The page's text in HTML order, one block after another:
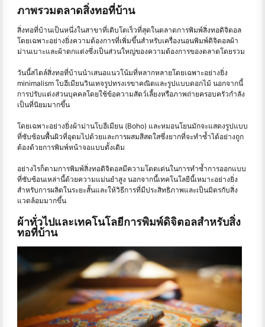
ภาพรวมตลาดสิ่งทอที่บ้าน
สิ่งทอที่บ้านเป็นหนึ่งในสาขาที่เติบโตเร็วที่สุดในตลาดการพิมพ์สิ่งทอดิจิตอล
โดยเฉพาะอย่างยิ่งความต้องการที่เพิ่มขึ้นสำหรับเครื่องนอนพิมพ์ดิจิตอลผ้า
ม่านเบาะและผ้าตกแต่งซึ่งเป็นส่วนใหญ่ของความต้องการของตลาดโดยรวม
วันนี้สไตล์สิ่งทอที่บ้านนำเสนอแนวโน้มที่หลากหลายโดยเฉพาะอย่างยิ่ง
minimalism โบฮีเมียนวินเทจรูปทรงเรขาคณิตและรูปแบบดอกไม้ นอกจากนี้
การปรับแต่งส่วนบุคคลโดยใช้ข้อความสัตว์เลี้ยงหรือภาพถ่ายครอบครัวกำลัง
เป็นที่นิยมมากขึ้น
โดยเฉพาะอย่างยิ่งผ้าม่านโบฮีเมียน (Boho) และหมอนโยนมักจะแสดงรูปแบบ
ที่ซับซ้อนพื้นผิวที่อุดมไปด้วยและการผสมสีสดใสซึ่งยากที่จะทำซ้ำได้อย่างถูก
ต้องด้วยการพิมพ์หน้าจอแบบดั้งเดิม
อย่างไรก็ตามการพิมพ์สิ่งทอดิจิตอลมีความโดดเด่นในการทำซ้ำการออกแบบ
ที่ซับซ้อนเหล่านี้ด้วยความแม่นยำสูง นอกจากนี้เทคโนโลยีนี้เหมาะอย่างยิ่ง
สำหรับการผลิตในระยะสั้นและให้วิธีการที่มีประสิทธิภาพและเป็นมิตรกับสิ่ง
แวดล้อมมากขึ้น
ผ้าทั่วไปและเทคโนโลยีการพิมพ์ดิจิตอลสำหรับสิ่ง
ทอที่บ้าน